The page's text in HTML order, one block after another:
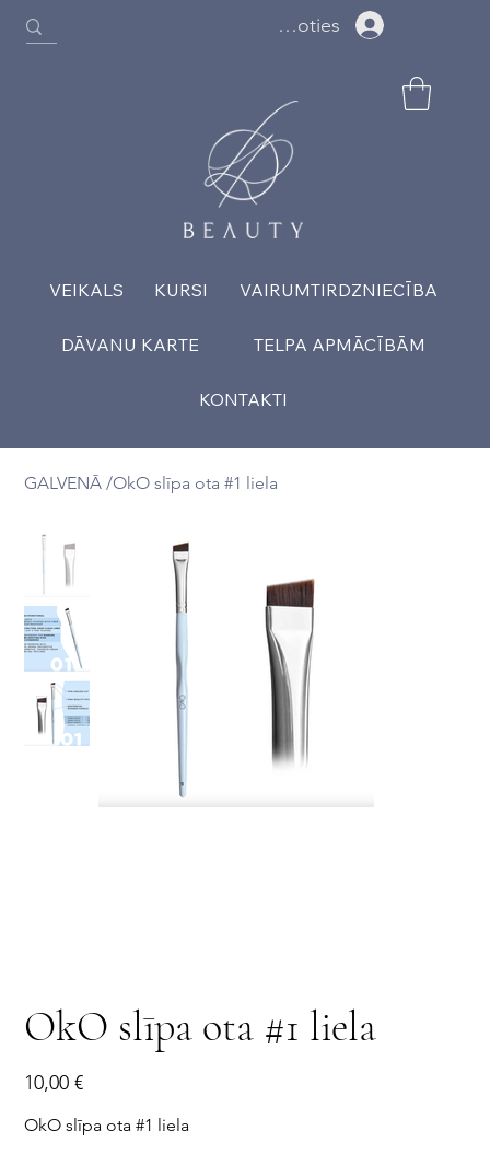
VEIKALS KURSI VAIRUMTIRDZNIECĪBA
DĀVANU KARTE TELPA APMĀCĪBĀM
KONTAKTI
Ielogoties
GALVENĀ /OkO slīpa ota #1 liela
OkO slīpa ota #1 liela
Cena
10,00 €
OkO slīpa ota #1 liela